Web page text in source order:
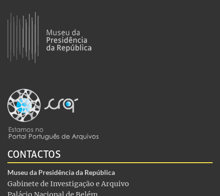
CONTACTOS
Museu da Presidência da República
Gabinete de Investigação e Arquivo